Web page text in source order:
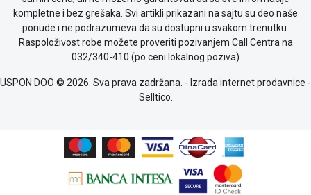
kompletne i bez grešaka. Svi artikli prikazani na sajtu su deo naše
ponude i ne podrazumeva da su dostupni u svakom trenutku.
Raspoloživost robe možete proveriti pozivanjem Call Centra na
032/340-410 (po ceni lokalnog poziva)
USPON DOO © 2026. Sva prava zadržana. - Izrada internet prodavnice -
Selltico.